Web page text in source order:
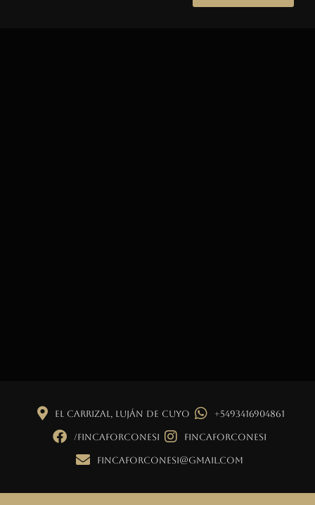
El Carrizal, Luján de Cuyo +5493416904861
/fincaforconesi fincaforconesi
fincaforconesi@gmail.com